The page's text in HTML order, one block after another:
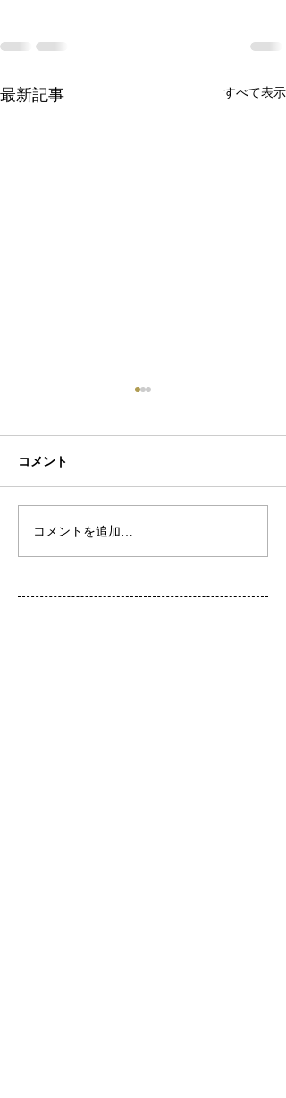
最新記事 すべて表示
初ネイル
コメント
コメントを追加…